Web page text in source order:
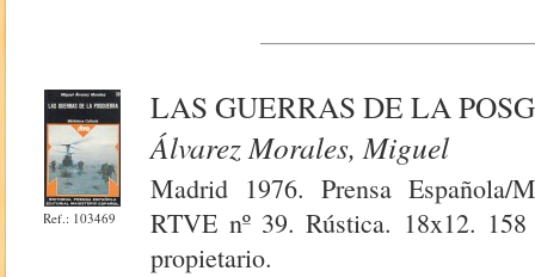
Ref.: 103469
LAS GUERRAS DE LA
Álvarez Morales, Miguel
Madrid 1976. Prensa Española/
RTVE nº 39. Rústica. 18x12.
propietario.